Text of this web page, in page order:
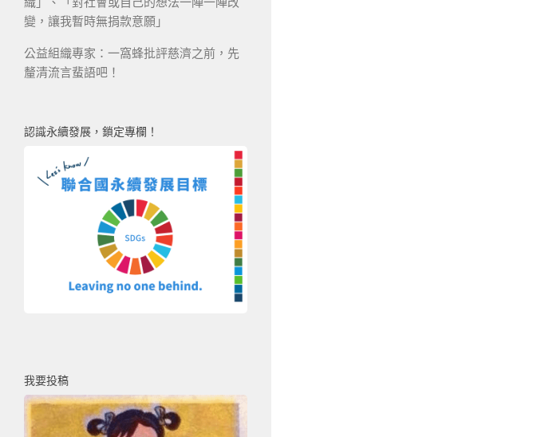
變，讓我暫時無捐款意願」
公益組織專家：一窩蜂批評慈濟之前，先
釐清流言蜚語吧！
認識永續發展，鎖定專欄！
我要投稿